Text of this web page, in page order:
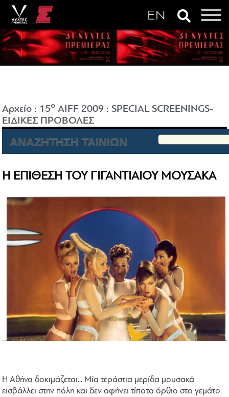
Αρχείο : 15o AIFF 2009 :SPECIAL SCREENINGS-
ΕΙΔΙΚΕΣ ΠΡΟΒΟΛΕΣ
ΑΝΑΖΗΤΗΣΗ ΤΑΙΝΙΩΝ
Η ΕΠΙΘΕΣΗ ΤΟΥ ΓΙΓΑΝΤΙΑΙΟΥ ΜΟΥΣΑΚΑ
Η Αθήνα δοκιμάζεται... Μία τεράστια μερίδα μουσακά
εισβάλλει στην πόλη και δεν αφήνει τίποτα όρθιο στο γεμάτο